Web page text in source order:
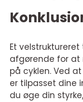
Et
afgørende for
på cyklen. Ved
er tilpasset dine
du øge din